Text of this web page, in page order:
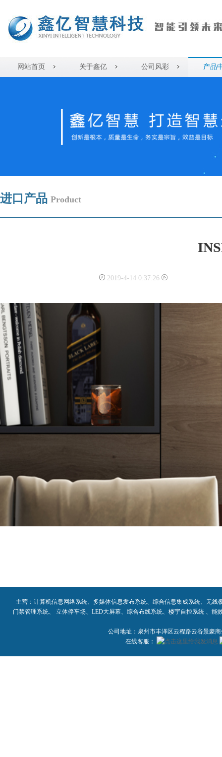
网站首页 关于鑫亿 公司风彩 产品
进口产品 Product
2019-4-14 0:37:26
主营：计算机信息网络系统、多媒体信息发布系统、综合信息集成系统、无
门禁管理系统、 立体停车场、LED大屏幕、综合布线系统、楼宇自控系统 、
公司地址：泉州市丰泽区云程路云谷景豪
在线客服：